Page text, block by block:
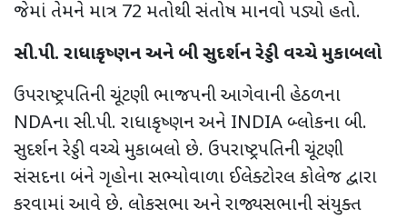
જેમાં તેમને માત્ર 72 મતોથી સંતોષ માનવો પડ્યો હતો.
સી.પી. રાધાકૃષ્ણન અને બી સુદર્શન રેડ્ડી વચ્ચે મુકાબલો
ઉપરાષ્ટ્રપતિની ચૂંટણી ભાજપની આગેવાની હેઠળના
NDAના સી.પી. રાધાકૃષ્ણન અને INDIA બ્લોકના બી.
સુદર્શન રેડ્ડી વચ્ચે મુકાબલો છે. ઉપરાષ્ટ્રપતિની ચૂંટણી
સંસદના બંને ગૃહોના સભ્યોવાળા ઈલેક્ટોરલ કોલેજ દ્વારા
કરવામાં આવે છે. લોકસભા અને રાજ્યસભાની સંયુક્ત